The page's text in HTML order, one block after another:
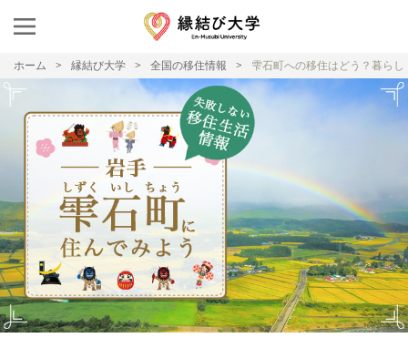
ホーム 縁結び大学 全国の移住情報 雫石町への移住はどう？暮ら